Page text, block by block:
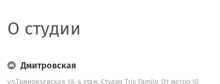
О студии
Дмитровская
ул.Тимирязевская 1А, 4 этаж, Студия Trix Family. От метро 10